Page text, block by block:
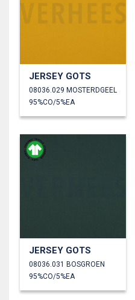
JERSEY GOTS
08036.029 MOSTERDGEEL
95%CO/5%EA
JERSEY GOTS
08036.031 BOSGROEN
95%CO/5%EA